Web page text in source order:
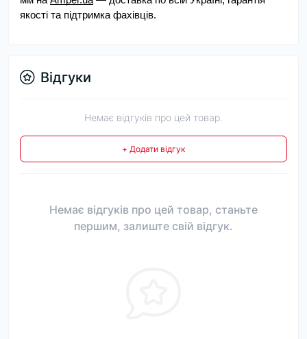
якості та підтримка фахівців.
Відгуки
Немає відгуків про цей товар.
+ Додати відгук
Немає відгуків про цей товар, станьте
першим, залиште свій відгук.